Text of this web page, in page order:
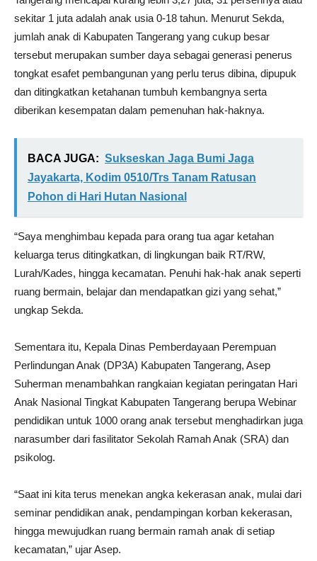
sekitar 1 juta adalah anak usia 0-18 tahun. Menurut Sekda,
jumlah anak di Kabupaten Tangerang yang cukup besar
tersebut merupakan sumber daya sebagai generasi penerus
tongkat esafet pembangunan yang perlu terus dibina, dipupuk
dan ditingkatkan ketahanan tumbuh kembangnya serta
diberikan kesempatan dalam pemenuhan hak-haknya.
BACA JUGA: Sukseskan Jaga Bumi Jaga
Jayakarta, Kodim 0510/Trs Tanam Ratusan
Pohon di Hari Hutan Nasional
“Saya menghimbau kepada para orang tua agar ketahan
keluarga terus ditingkatkan, di lingkungan baik RT/RW,
Lurah/Kades, hingga kecamatan. Penuhi hak-hak anak seperti
ruang bermain, belajar dan mendapatkan gizi yang sehat,”
ungkap Sekda.
Sementara itu, Kepala Dinas Pemberdayaan Perempuan
Perlindungan Anak (DP3A) Kabupaten Tangerang, Asep
Suherman menambahkan rangkaian kegiatan peringatan Hari
Anak Nasional Tingkat Kabupaten Tangerang berupa Webinar
pendidikan untuk 1000 orang anak tersebut menghadirkan juga
narasumber dari fasilitator Sekolah Ramah Anak (SRA) dan
psikolog.
“Saat ini kita terus menekan angka kekerasan anak, mulai dari
seminar pendidikan anak, pendampingan korban kekerasan,
hingga mewujudkan ruang bermain ramah anak di setiap
kecamatan,” ujar Asep.